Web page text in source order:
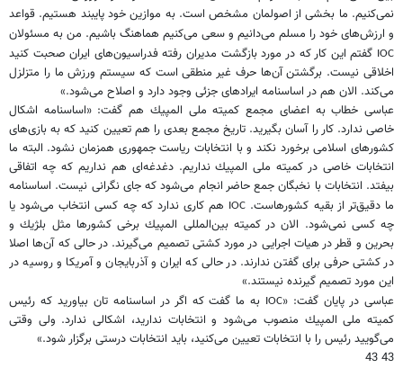
نمی‌كنیم. ما بخشی از اصولمان مشخص است. به موازین خود پایبند هستیم. قواعد
و ارزش‌های خود را مسلم می‌دانیم و سعی می‌كنیم هماهنگ باشیم. من به مسئولان
IOC گفتم این كار كه در مورد بازگشت مدیران رفته فدراسیون‌های ایران صحبت كنید
اخلاقی نیست. برگشتن آن‌ها حرف غیر منطقی است كه سیستم ورزش ما را متزلزل
می‌كند. الان هم در اساسنامه ایرادهای جزئی وجود دارد و اصلاح می‌شود.»
عباسی خطاب به اعضای مجمع كمیته ملی المپیك هم گفت: «اساسنامه اشكال
خاصی ندارد. كار را آسان بگیرید. تاریخ مجمع بعدی را هم تعیین كنید كه به بازی‌های
كشورهای اسلامی برخورد نكند و با انتخابات ریاست جمهوری همزمان نشود. البته ما
انتخابات خاصی در كمیته ملی المپیك نداریم. دغدغه‌ای هم نداریم كه چه اتفاقی
بیفتد. انتخابات با نخبگان جمع حاضر انجام می‌شود كه جای نگرانی نیست. اساسنامه
ما دقیق‌تر از بقیه كشورهاست. IOC هم كاری ندارد كه چه كسی انتخاب می‌شود یا
چه كسی نمی‌شود. الان در كمیته بین‌المللی المپیك برخی كشورها مثل بلژیك و
بحرین و قطر در هیات اجرایی در مورد كشتی تصمیم می‌گیرند. در حالی كه آن‌ها اصلا
در كشتی حرفی برای گفتن ندارند. در حالی كه ایران و آذربایجان و آمریكا و روسیه در
این مورد تصمیم گیرنده نیستند.»
عباسی در پایان گفت: «IOC
به ما گفت كه اگر در اساسنامه تان بیاورید كه رئیس
كمیته ملی المپیك منصوب می‌شود و انتخابات ندارید، اشكالی ندارد. ولی وقتی
می‌گویید رئیس را با انتخابات تعیین می‌كنید، باید انتخابات درستی برگزار شود.»
43 43